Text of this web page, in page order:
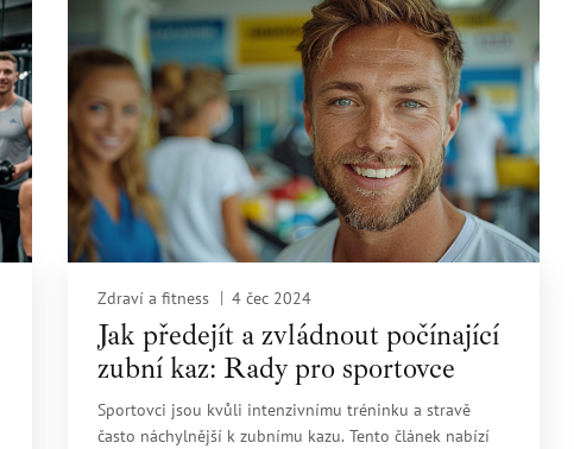
Zdraví a fitness 4 čec 2024
Jak předejít a zvládnout počínající
zubní kaz: Rady pro sportovce
Sportovci jsou kvůli intenzivnímu tréninku a stravě
často náchylnější k zubnímu kazu. Tento článek nabízí